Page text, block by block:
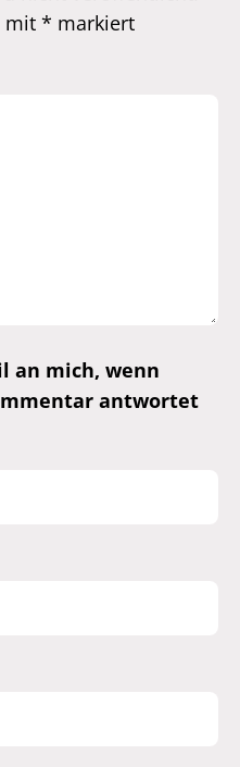
mit * markiert
an mich, wenn
antwortet